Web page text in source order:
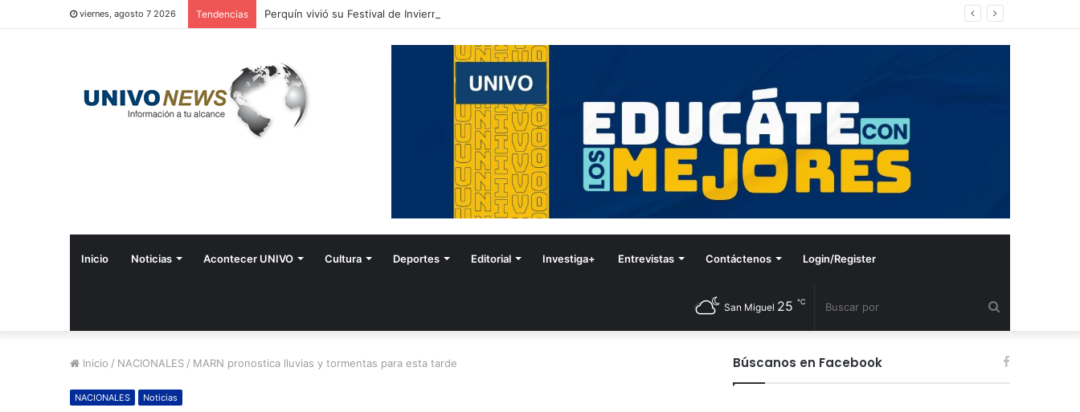
viernes, agosto 7 2026 Tendencias Perquín vivió su Festival de Invierno
Inicio Noticias Acontecer UNIVO Cultura Deportes Editorial Investiga+ Entrevistas Contáctenos Login/Register
por
San Miguel 25 ℃
Inicio / NACIONALES / MARN pronostica lluvias y tormentas para esta tarde
NACIONALES Noticias
Búscanos en Facebook